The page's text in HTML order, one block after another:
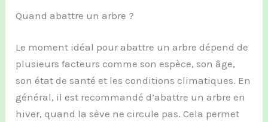
Quand abattre un arbre ?
Le moment idéal pour abattre un arbre dépend de
plusieurs facteurs comme son espèce, son âge,
son état de santé et les conditions climatiques. En
général, il est recommandé d’abattre un arbre en
hiver, quand la sève ne circule pas. Cela permet